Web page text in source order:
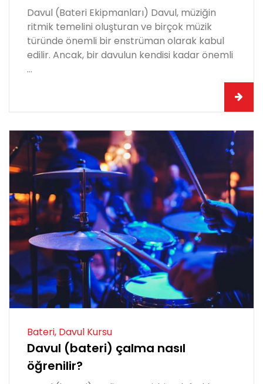
Davul (Bateri Ekipmanları) Davul, müziğin
ritmik temelini oluşturan ve birçok müzik
türünde önemli bir enstrüman olarak kabul
edilir. Ancak, bir davulun kendisi kadar önemli
...
Bateri, Davul Kursu
Davul (bateri) çalma nasıl
öğrenilir?